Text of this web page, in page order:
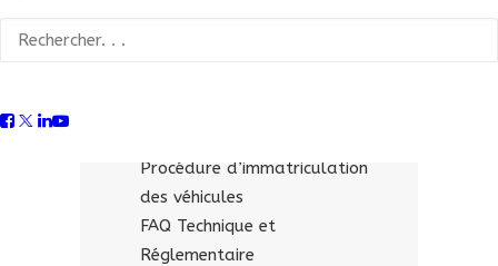
Procédure d’immatriculation
des véhicules
FAQ Technique et
Réglementaire